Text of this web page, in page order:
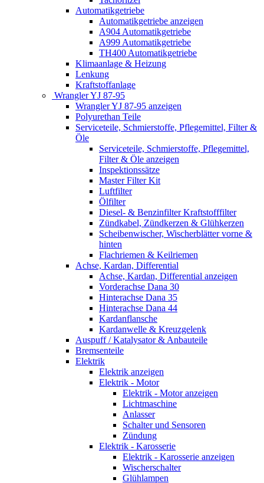
Automatikgetriebe
Automatikgetriebe anzeigen
A904 Automatikgetriebe
A999 Automatikgetriebe
TH400 Automatikgetriebe
Klimaanlage & Heizung
Lenkung
Kraftstoffanlage
Wrangler YJ 87-95
Wrangler YJ 87-95 anzeigen
Polyurethan Teile
Serviceteile, Schmierstoffe, Pflegemittel, Filter &
Öle
Serviceteile, Schmierstoffe, Pflegemittel,
Filter & Öle anzeigen
Inspektionssätze
Master Filter Kit
Luftfilter
Ölfilter
Diesel- & Benzinfilter Kraftstofffilter
Zündkabel, Zündkerzen & Glühkerzen
Scheibenwischer, Wischerblätter vorne &
hinten
Flachriemen & Keilriemen
Achse, Kardan, Differential
Achse, Kardan, Differential anzeigen
Vorderachse Dana 30
Hinterachse Dana 35
Hinterachse Dana 44
Kardanflansche
Kardanwelle & Kreuzgelenk
Auspuff / Katalysator & Anbauteile
Bremsenteile
Elektrik
Elektrik anzeigen
Elektrik - Motor
Elektrik - Motor anzeigen
Lichtmaschine
Anlasser
Schalter und Sensoren
Zündung
Elektrik - Karosserie
Elektrik - Karosserie anzeigen
Wischerschalter
Glühlampen